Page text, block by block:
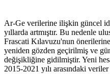
Ar-Ge verilerine ilişkin güncel
yıllarda artmıştır. Bu nedenle
Frascati Kılavuzu'nun
yeniden gözden geçirilmiş ve
değişikliğine gidilmiştir. Yeni
2015-2021 yılı arasındaki